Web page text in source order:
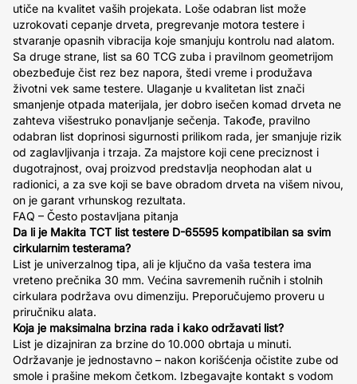
utiče na kvalitet vaših projekata. Loše odabran list može
uzrokovati cepanje drveta, pregrevanje motora testere i
stvaranje opasnih vibracija koje smanjuju kontrolu nad alatom.
Sa druge strane, list sa 60 TCG zuba i pravilnom geometrijom
obezbeđuje čist rez bez napora, štedi vreme i produžava
životni vek same testere. Ulaganje u kvalitetan list znači
smanjenje otpada materijala, jer dobro isečen komad drveta ne
zahteva višestruko ponavljanje sečenja. Takođe, pravilno
odabran list doprinosi sigurnosti prilikom rada, jer smanjuje rizik
od zaglavljivanja i trzaja. Za majstore koji cene preciznost i
dugotrajnost, ovaj proizvod predstavlja neophodan alat u
radionici, a za sve koji se bave obradom drveta na višem nivou,
on je garant vrhunskog rezultata.
FAQ – Često postavljana pitanja
Da li je Makita TCT list testere D-65595 kompatibilan sa svim
cirkularnim testerama?
List je univerzalnog tipa, ali je ključno da vaša testera ima
vreteno prečnika 30 mm. Većina savremenih ručnih i stolnih
cirkulara podržava ovu dimenziju. Preporučujemo proveru u
priručniku alata.
Koja je maksimalna brzina rada i kako održavati list?
List je dizajniran za brzine do 10.000 obrtaja u minuti.
Održavanje je jednostavno – nakon korišćenja očistite zube od
smole i prašine mekom četkom. Izbegavajte kontakt s vodom